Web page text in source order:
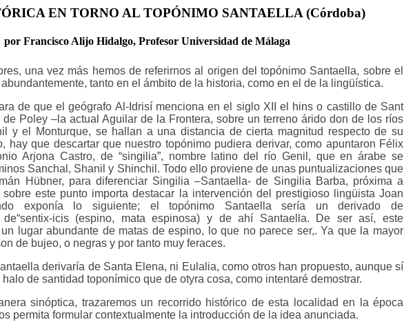
EN TORNO AL TOPÓNIMO SANTAELLA (Córdoba)
por Francisco Alijo Hidalgo, Profesor Universidad de Málaga
una vez más hemos de referirnos al origen del topónimo Santaella, sobre el
tanto en el ámbito de la historia, como en el de la lingüística.
de que el geógrafo Al-Idrisí menciona en el siglo XII el hins o castillo de Sant
Poley –la actual Aguilar de la Frontera, sobre un terreno árido don de los ríos
y el Monturque, se hallan a una distancia de cierta magnitud respecto de su
hay que descartar que nuestro topónimo pudiera derivar, como apuntaron Félix
Arjona Castro, de “singilia”, nombre latino del río Genil, que en árabe se
Sanchal, Shanil y Shinchil. Todo ello proviene de unas puntualizaciones que
Hübner, para diferenciar Singilia –Santaella- de Singilia Barba, próxima a
sobre este punto importa destacar la intervención del prestigioso lingüista Joan
exponía lo siguiente; el topónimo Santaella sería un derivado de
de“sentix-icis (espino, mata espinosa) y de ahí Santaella. De ser así, este
lugar abundante de matas de espino, lo que no parece ser,. Ya que la mayor
de bujeo, o negras y por tanto muy feraces.
derivaría de Santa Elena, ni Eulalia, como otros han propuesto, aunque sí
de santidad toponímico que de otyra cosa, como intentaré demostrar.
sinóptica, trazaremos un recorrido histórico de esta localidad en la época
permita formular contextualmente la introducción de la idea anunciada.